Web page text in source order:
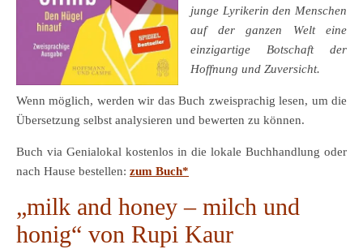
junge Lyrikerin den Menschen
auf der ganzen Welt eine
einzigartige Botschaft der
Hoffnung und Zuversicht.
Wenn möglich, werden wir das Buch zweisprachig lesen, um die
Übersetzung selbst analysieren und bewerten zu können.
Buch via Genialokal kostenlos in die lokale Buchhandlung oder
nach Hause bestellen: zum Buch*
„milk and honey – milch und
honig“ von Rupi Kaur